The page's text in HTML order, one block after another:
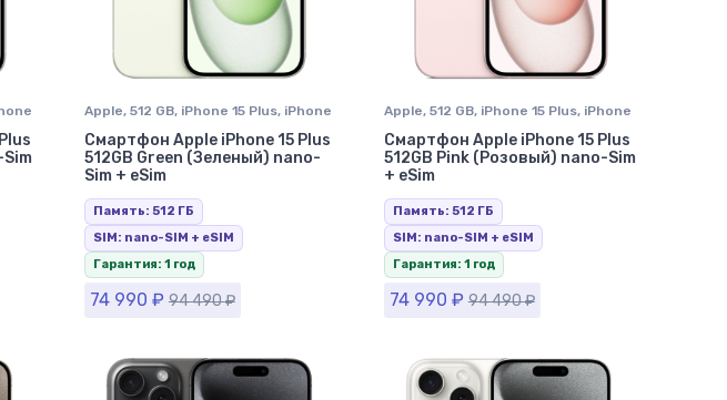
Apple, 512 GB, iPhone 15 Plus, iPhone
в Ставрополе
Смартфон Apple iPhone 15 Plus
512GB Green (Зеленый) nano-
Sim + eSim
Память: 512 ГБ
SIM: nano-SIM + eSIM
Гарантия: 1 год
74 990 ₽ 94 490₽
Apple, 512 GB, iPhone 15 Plus, iPhone
в Ставрополе
Смартфон Apple iPhone 15 Plus
512GB Pink (Розовый) nano-Sim
+ eSim
Память: 512 ГБ
SIM: nano-SIM + eSIM
Гарантия: 1 год
74 990 ₽ 94 490₽